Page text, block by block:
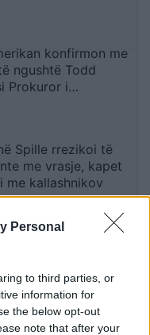
Personal
to third parties, or
information for
the below opt-out
note that after your
konfirmon me
ngushtë Todd
Prokuror i
Spille rrezikoi të
me vrasje, kapet
me kallashnikov
e LDK-së për
dhe sulmon